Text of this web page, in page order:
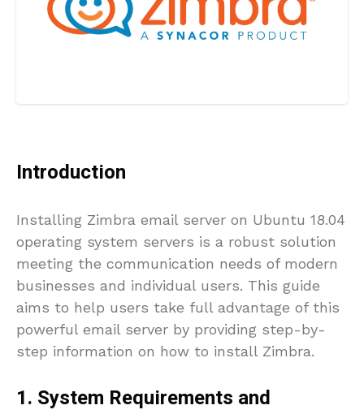
Introduction
Installing Zimbra email server on Ubuntu 18.04
operating system servers is a robust solution
meeting the communication needs of modern
businesses and individual users. This guide
aims to help users take full advantage of this
powerful email server by providing step-by-
step information on how to install Zimbra.
1. System Requirements and